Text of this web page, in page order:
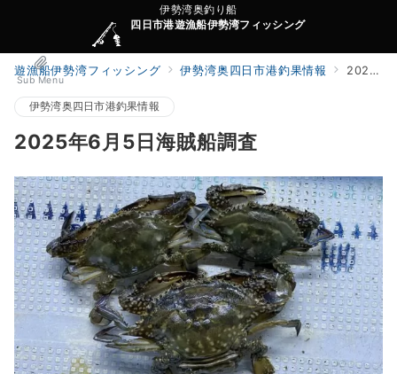
伊勢湾奥釣り船
四日市港遊漁船伊勢湾フィッシング
Sub Menu
遊漁船伊勢湾フィッシング 伊勢湾奥四日市港釣果情報 2025年6月5日海賊船調査
伊勢湾奥四日市港釣果情報
2025年6月5日海賊船調査